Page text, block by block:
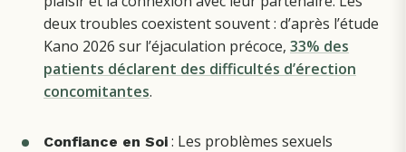
deux troubles coexistent souvent : d’après l’étude
Kano 2026 sur l’éjaculation précoce, 33% des
patients déclarent des difficultés d’érection
concomitantes.
Confiance en Soi : Les problèmes sexuels